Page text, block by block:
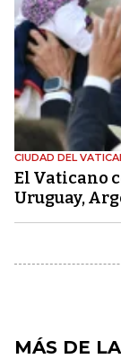
CIUDAD DEL
El Vaticano
Uruguay,
MÁS DE